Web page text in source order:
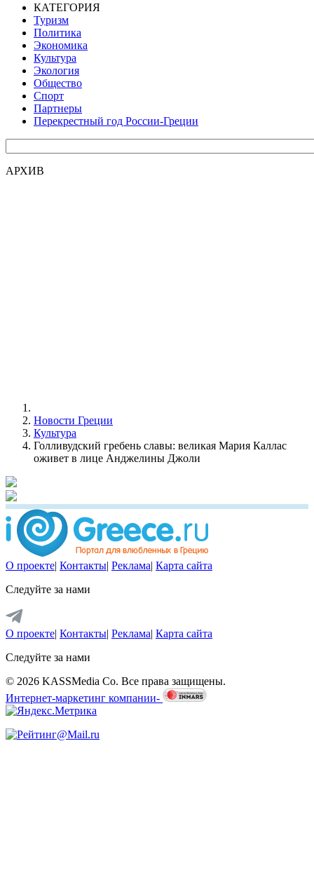
КАТЕГОРИЯ
Туризм
Политика
Экономика
Культура
Экология
Общество
Спорт
Партнеры
Перекрестный год России-Греции
АРХИВ
Новости Греции
Культура
Голливудский гребень славы: великая Мария Каллас
оживет в лице Анджелины Джоли
О проекте| Контакты| Реклама| Карта сайта
Следуйте за нами
О проекте| Контакты| Реклама| Карта сайта
Следуйте за нами
© 2026 KASSMedia Co. Все права защищены.
Интернет-маркетинг компании-